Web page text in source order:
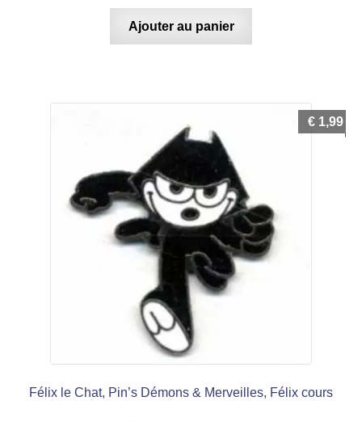
Ajouter au panier
Félix le Chat, Pin’s Démons & Merveilles, Félix cours
€ 1,99